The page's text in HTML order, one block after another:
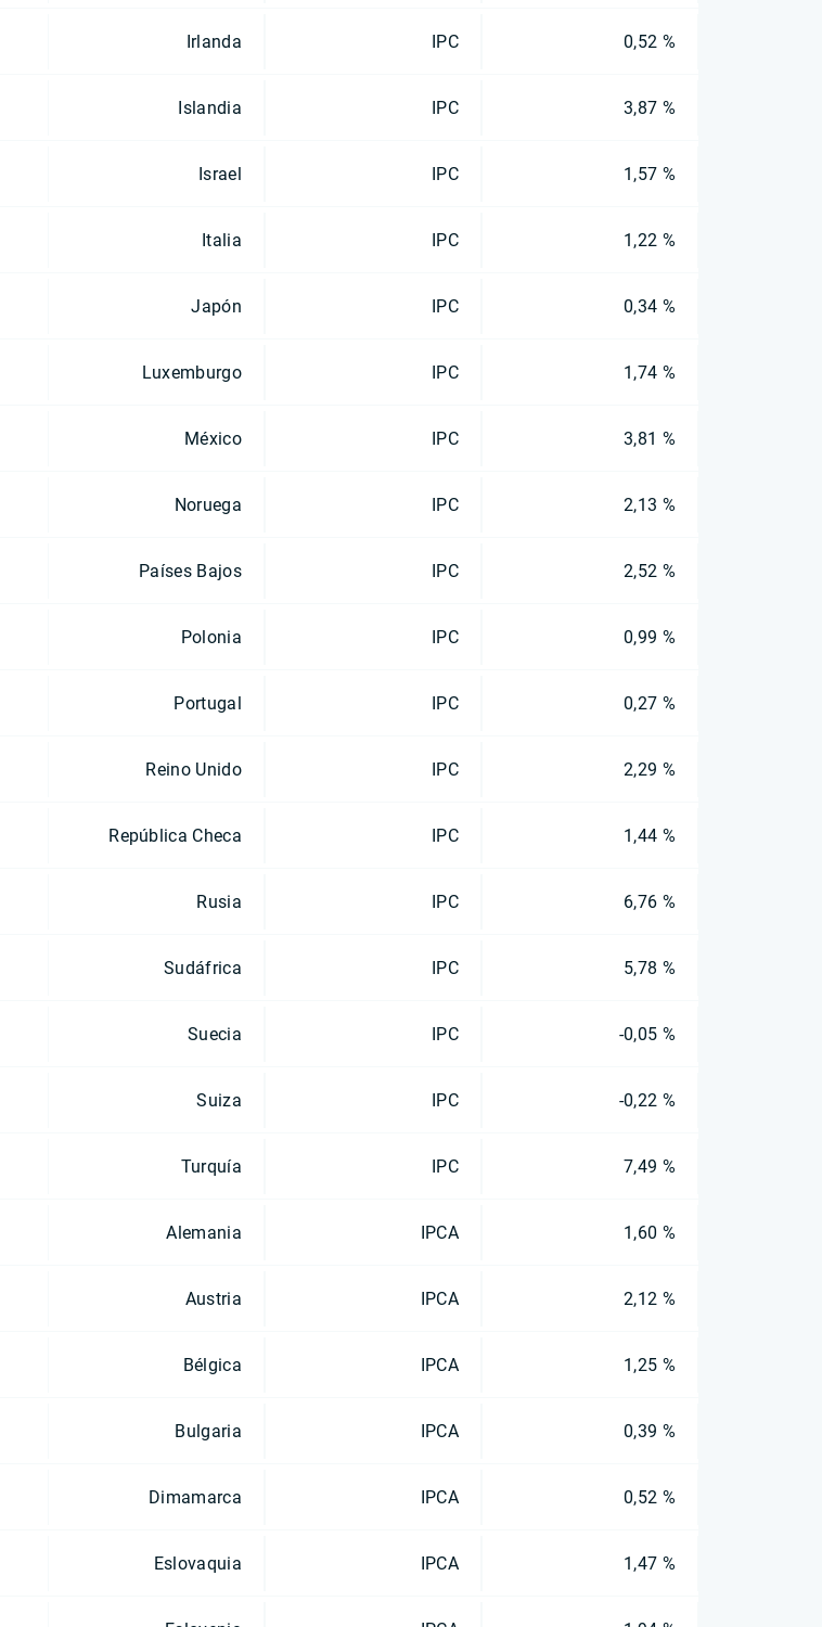
Irlanda IPC 0,52 %
Islandia IPC 3,87 %
Israel IPC 1,57 %
Italia IPC 1,22 %
Japón IPC 0,34 %
Luxemburgo IPC 1,74 %
México IPC 3,81 %
Noruega IPC 2,13 %
Países Bajos IPC 2,52 %
Polonia IPC 0,99 %
Portugal IPC 0,27 %
Reino Unido IPC 2,29 %
República Checa IPC 1,44 %
Rusia IPC 6,76 %
Sudáfrica IPC 5,78 %
Suecia IPC -0,05 %
Suiza IPC -0,22 %
Turquía IPC 7,49 %
Alemania IPCA 1,60 %
Austria IPCA 2,12 %
Bélgica IPCA 1,25 %
Bulgaria IPCA 0,39 %
Dimamarca IPCA 0,52 %
Eslovaquia IPCA 1,47 %